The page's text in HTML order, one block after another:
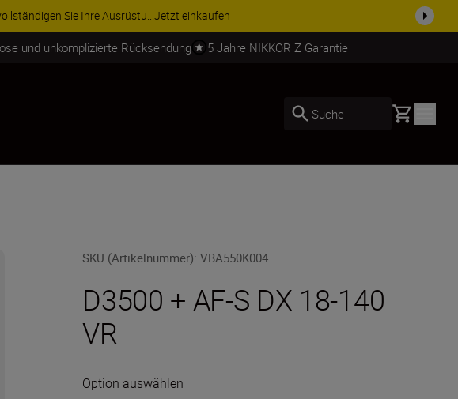
Sie Ihre Ausrüstu...Jetzt einkaufen
und unkomplizierte Rücksendung 5 Jahre NIKKOR Z Garantie
Suche Basket
SKU (Artikelnummer):VBA550K004
D3500 + AF-S DX 18-140
VR
Option auswählen